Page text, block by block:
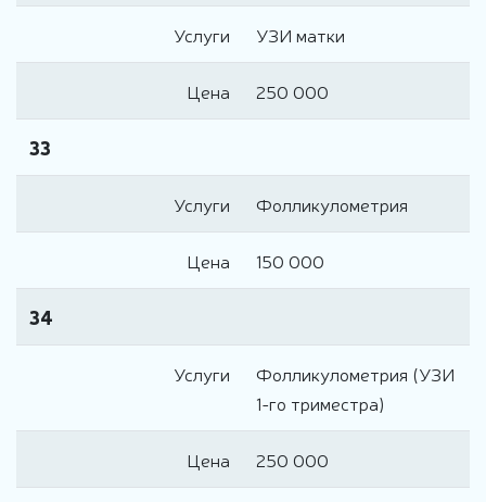
Услуги УЗИ матки
Цена 250 000
33
Услуги Фолликулометрия
Цена 150 000
34
Услуги
Фолликулометрия (УЗИ
1-го триместра)
Цена 250 000